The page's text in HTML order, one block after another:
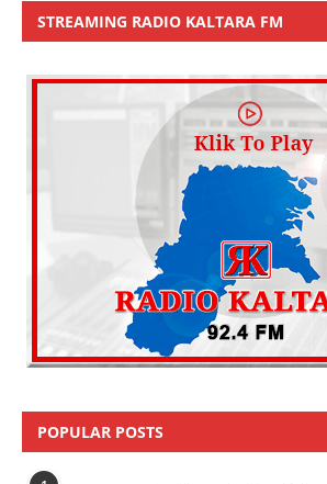
STREAMING RADIO KALTARA FM
POPULAR POSTS